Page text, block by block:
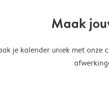
Maak
je kalender uniek met onze